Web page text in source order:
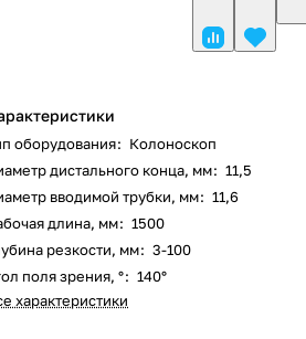
оборудования: Колоноскоп
дистального конца, мм: 11,5
вводимой трубки, мм: 11,6
длина, мм: 1500
резкости, мм: 3-100
поля зрения, °: 140°
характеристики